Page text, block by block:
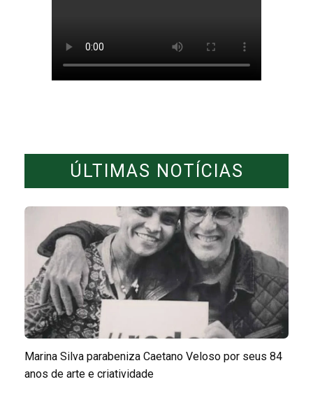
ÚLTIMAS NOTÍCIAS
Marina Silva parabeniza Caetano Veloso por seus 84
anos de arte e criatividade